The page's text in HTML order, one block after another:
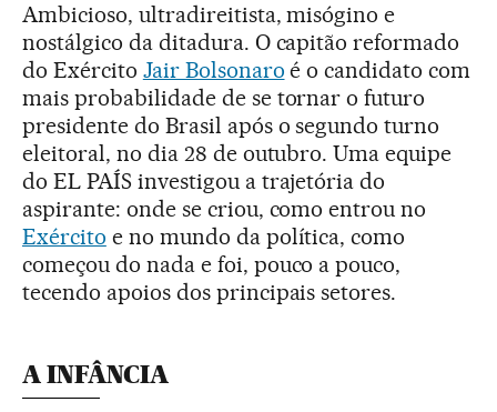
Ambicioso, ultradireitista, misógino e
nostálgico da ditadura. O capitão reformado
do Exército Jair Bolsonaro é o candidato com
mais probabilidade de se tornar o futuro
presidente do Brasil após o segundo turno
eleitoral, no dia 28 de outubro. Uma equipe
do EL PAÍS investigou a trajetória do
aspirante: onde se criou, como entrou no
Exército e no mundo da política, como
começou do nada e foi, pouco a pouco,
tecendo apoios dos principais setores.
A INFÂNCIA